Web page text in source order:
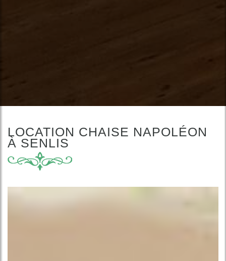
LOCATION CHAISE NAPOLÉON
À SENLIS